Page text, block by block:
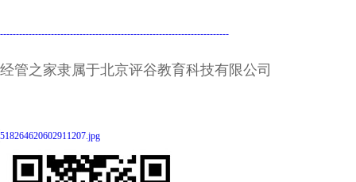
------------------------------------------------------------------------
经管之家隶属于北京评谷教育科技有限公司
518264620602911207.jpg